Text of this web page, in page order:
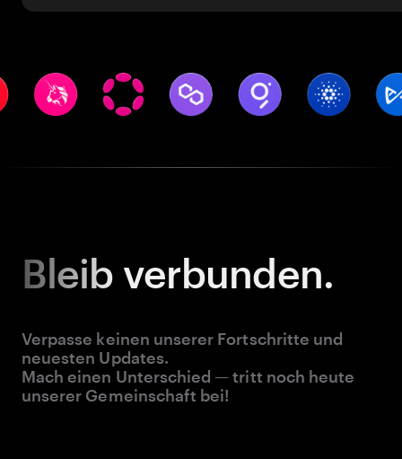
Bleib verbunden.
Verpasse keinen unserer Fortschritte und
neuesten Updates.
Mach einen Unterschied — tritt noch heute
unserer Gemeinschaft bei!